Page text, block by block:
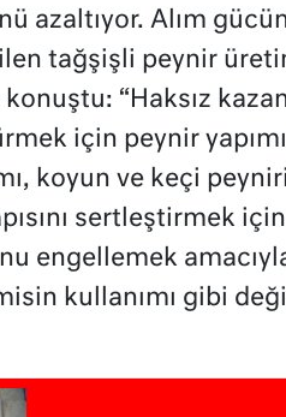
azaltıyor. Alım
tağşişli peynir
“Haksız
için peynir
koyun ve keçi
sertleştirmek
engellemek
kullanımı gibi